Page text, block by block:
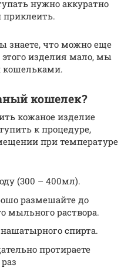
нужно аккуратно
приклеить.
знаете, что можно еще
изделия мало, мы
кошелек?
кожаное изделие
к процедуре,
при температуре
(300 – 400мл).
размешайте до
мыльного раствора.
спирта.
протираете